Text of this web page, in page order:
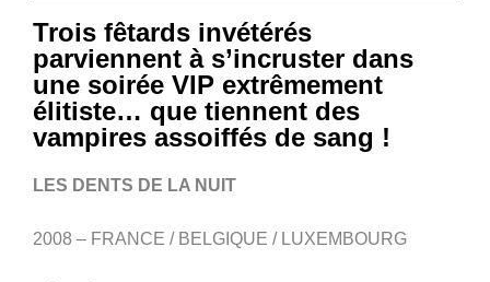
Trois fêtards invétérés
parviennent à s’incruster dans
une soirée VIP extrêmement
élitiste… que tiennent des
vampires assoiffés de sang !
LES DENTS DE LA NUIT
2008 – FRANCE / BELGIQUE / LUXEMBOURG